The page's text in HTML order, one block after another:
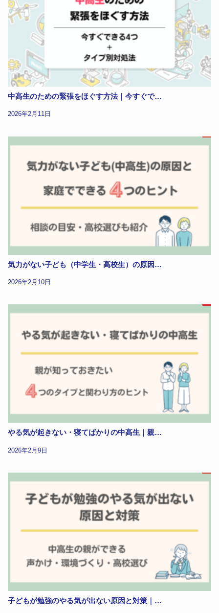
中高生のための緊張をほぐす方法｜今すぐで…
2026年2月11日
気力がない子ども（中学生・高校生）の原因…
2026年2月10日
やる気が起きない・寝てばかりの中高生｜親…
2026年2月9日
子どもが勉強のやる気が出ない原因と対策｜…